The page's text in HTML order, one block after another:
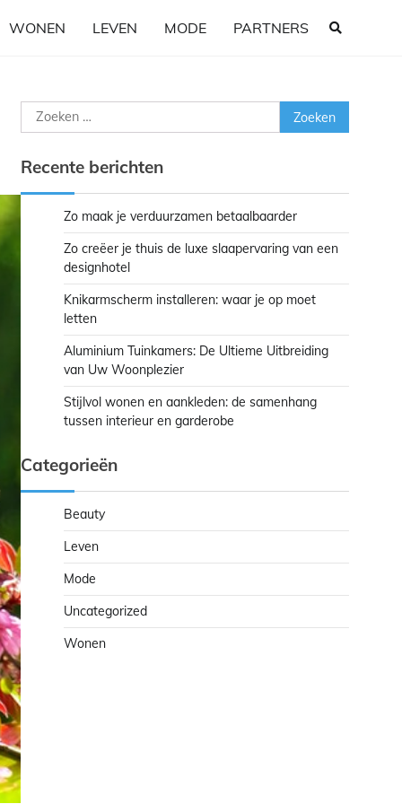
WONEN LEVEN MODE PARTNERS
Zoeken
naar:
Recente berichten
Zo maak je verduurzamen betaalbaarder
Zo creëer je thuis de luxe slaapervaring van een
designhotel
Knikarmscherm installeren: waar je op moet
letten
Aluminium Tuinkamers: De Ultieme Uitbreiding
van Uw Woonplezier
Stijlvol wonen en aankleden: de samenhang
tussen interieur en garderobe
Categorieën
Beauty
Leven
Mode
Uncategorized
Wonen